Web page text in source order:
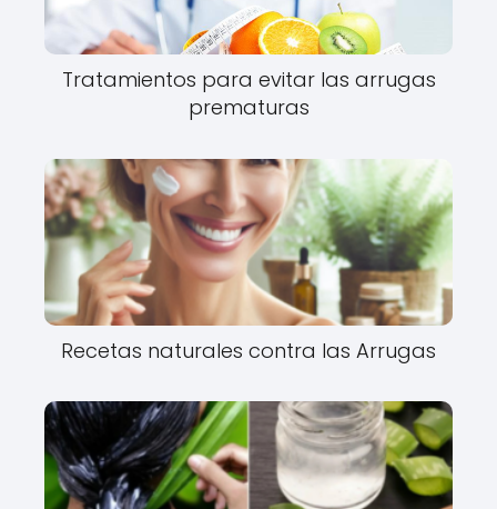
Tratamientos para evitar las arrugas
prematuras
Recetas naturales contra las Arrugas